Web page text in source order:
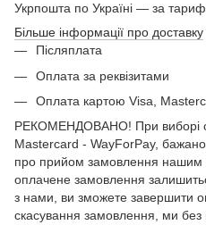
Укрпошта по Україні — за
Більше інформації про доставку
Післяплата
Оплата за реквізитами
Оплата картою Visa,
РЕКОМЕНДОВАНО! При виборі
Mastercard - WayForPay,
про прийом замовлення
оплачене замовлення
з нами, ви зможете завершити
скасування замовлення, ми